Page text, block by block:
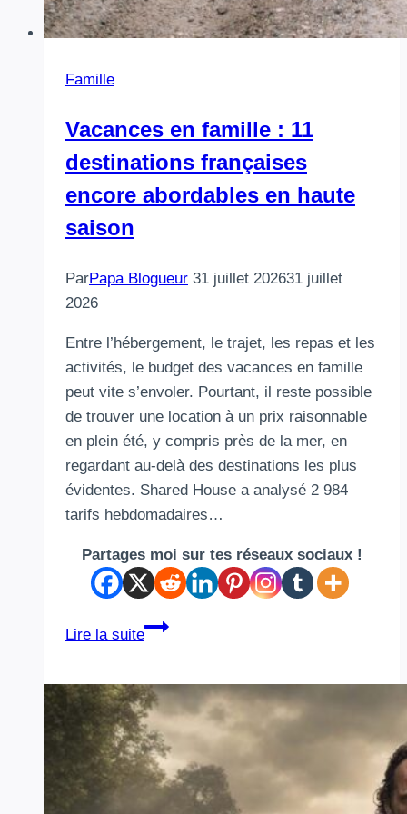
Famille
Vacances en famille : 11
destinations françaises
encore abordables en haute
saison
ParPapa Blogueur 31 juillet 202631 juillet
2026
Entre l’hébergement, le trajet, les repas et les
activités, le budget des vacances en famille
peut vite s’envoler. Pourtant, il reste possible
de trouver une location à un prix raisonnable
en plein été, y compris près de la mer, en
regardant au-delà des destinations les plus
évidentes. Shared House a analysé 2 984
tarifs hebdomadaires…
Partages moi sur tes réseaux sociaux !
Lire la suite
Vacances
:
11
destinations
françaises